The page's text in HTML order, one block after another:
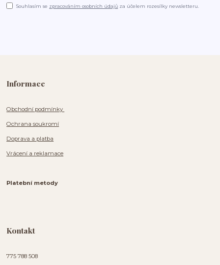
Souhlasím se zpracováním osobních údajů za účelem rozesílky newsletteru.
Informace
Obchodní podmínky
Ochrana soukromí
Doprava a platba
Vrácení a reklamace
Platební metody
Kontakt
775 788 508